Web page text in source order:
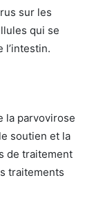
sur les
qui se
l’intestin.
la parvovirose
soutien et la
de traitement
traitements